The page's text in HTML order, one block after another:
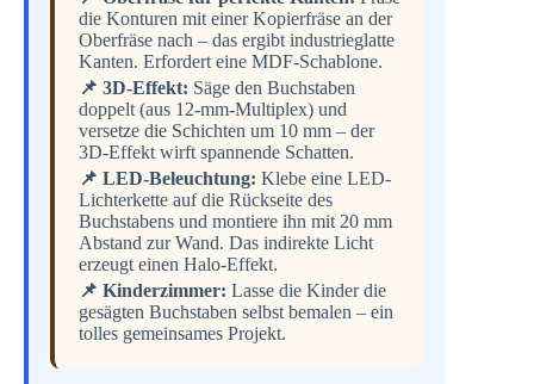
die Konturen mit einer Kopierfräse an der
Oberfräse nach – das ergibt industrieglatte
Kanten. Erfordert eine MDF-Schablone.
📌 3D-Effekt: Säge den Buchstaben
doppelt (aus 12-mm-Multiplex) und
versetze die Schichten um 10 mm – der
3D-Effekt wirft spannende Schatten.
📌 LED-Beleuchtung: Klebe eine LED-
Lichterkette auf die Rückseite des
Buchstabens und montiere ihn mit 20 mm
Abstand zur Wand. Das indirekte Licht
erzeugt einen Halo-Effekt.
📌 Kinderzimmer: Lasse die Kinder die
gesägten Buchstaben selbst bemalen – ein
tolles gemeinsames Projekt.